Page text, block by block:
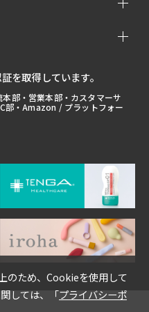
を取得しています。
部・営業本部・カスタマーサ
部・Amazon / プラットフォー